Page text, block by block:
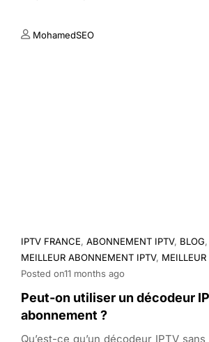
MohamedSEO
IPTV FRANCE, ABONNEMENT IPTV, BLOG,
MEILLEUR ABONNEMENT IPTV, MEILLEUR
Posted on11 months ago
Peut-on utiliser un décodeur
abonnement ?
Qu’est-ce qu’un décodeur IPTV